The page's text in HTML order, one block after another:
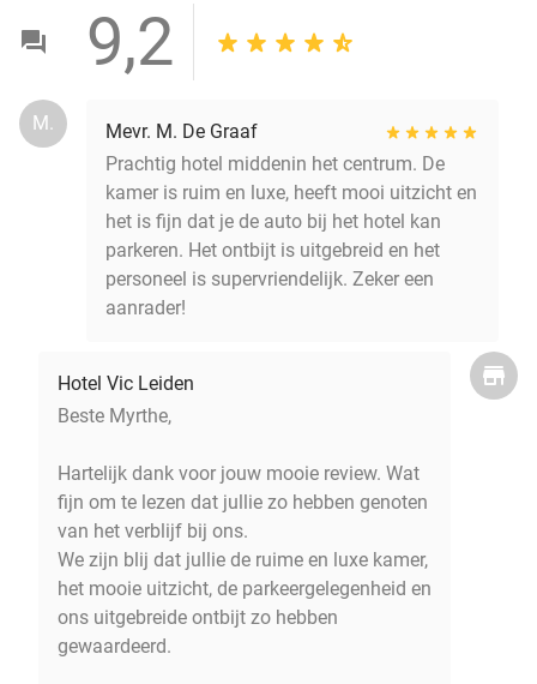
9,2
M.
Mevr. M. De Graaf
Prachtig hotel middenin het centrum. De
kamer is ruim en luxe, heeft mooi uitzicht en
het is fijn dat je de auto bij het hotel kan
parkeren. Het ontbijt is uitgebreid en het
personeel is supervriendelijk. Zeker een
aanrader!
Hotel Vic Leiden
Beste Myrthe,
Hartelijk dank voor jouw mooie review. Wat
fijn om te lezen dat jullie zo hebben genoten
van het verblijf bij ons.
We zijn blij dat jullie de ruime en luxe kamer,
het mooie uitzicht, de parkeergelegenheid en
ons uitgebreide ontbijt zo hebben
gewaardeerd.